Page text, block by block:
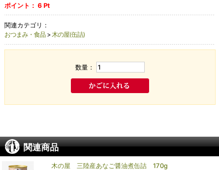
ポイント： 6 Pt
関連カテゴリ：
おつまみ・食品> 木の屋(缶詰)
数量：
関連商品
木の屋 三陸産あなご醤油煮缶詰 170g